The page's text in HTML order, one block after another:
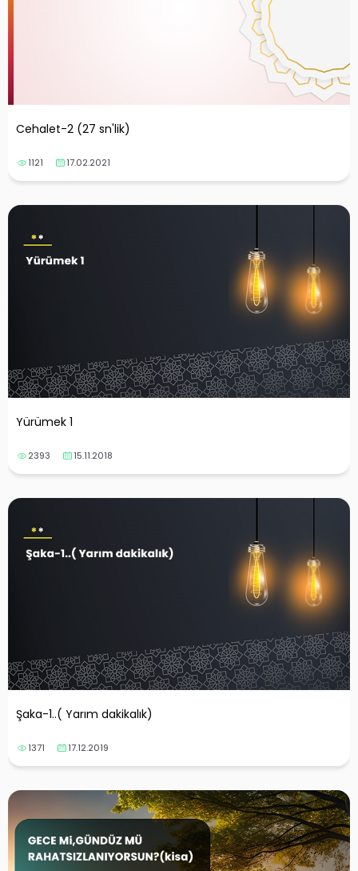
Cehalet-2 (27 sn'lik)
1121 17.02.2021
Yürümek 1
2393 15.11.2018
Şaka-1..( Yarım dakikalık)
1371 17.12.2019